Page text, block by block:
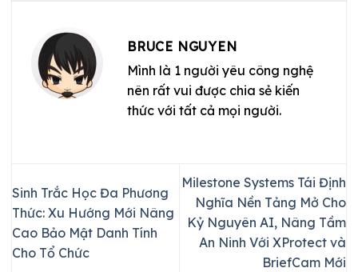
BRUCE NGUYEN
Mình là 1 người yêu công nghệ
nên rất vui được chia sẻ kiến
thức với tất cả mọi người.
Sinh Trắc Học Đa Phương
Thức: Xu Hướng Mới Nâng
Cao Bảo Mật Danh Tính
Cho Tổ Chức
Milestone Systems Tái Định
Nghĩa Nền Tảng Mở Cho
Kỷ Nguyên AI, Nâng Tầm
An Ninh Với XProtect và
BriefCam Mới